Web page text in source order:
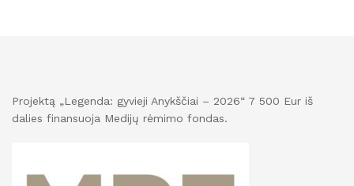
Projektą „Legenda: gyvieji Anykščiai – 2026“ 7 500 Eur iš
dalies finansuoja Medijų rėmimo fondas.